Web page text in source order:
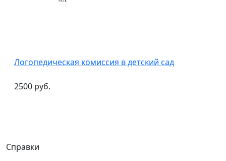
Логопедическая комиссия в детский сад
2500 руб.
Справки